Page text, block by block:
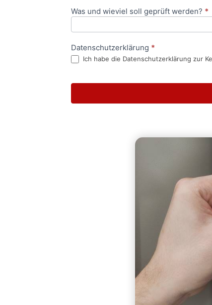
Was und wieviel soll geprüft werden? *
Datenschutzerklärung *
Ich habe die Datenschutzerklärung zur